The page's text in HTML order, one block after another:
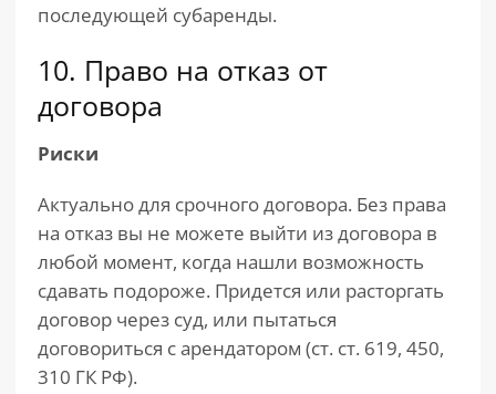
последующей субаренды.
10. Право на отказ от
договора
Риски
Актуально для срочного договора. Без права
на отказ вы не можете выйти из договора в
любой момент, когда нашли возможность
сдавать подороже. Придется или расторгать
договор через суд, или пытаться
договориться с арендатором (ст. ст. 619, 450,
310 ГК РФ).